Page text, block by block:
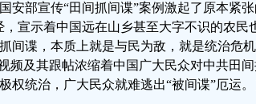
安部宣传“田间抓间谍”案例激起了原本紧
宣示着中国远在山乡甚至大字不识的农民
间谍，本质上就是与民为敌，就是统治危
频及其跟帖浓缩着中国广大民众对中共田
权统治，广大民众就难逃出“被间谍”厄运。